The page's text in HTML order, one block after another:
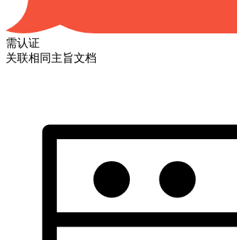
需认证
关联相同主旨文档